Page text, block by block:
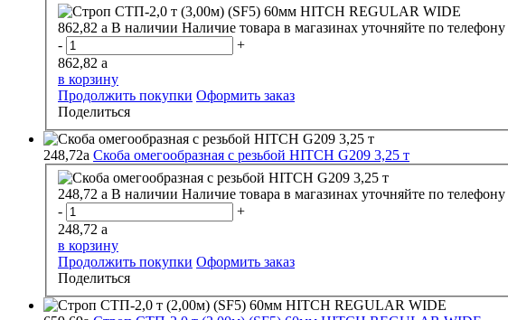
862,82 a В наличии Наличие товара в магазинах уточняйте по телефону
-
+
862,82 a
в корзину
Продолжить покупки Оформить заказ
Поделиться
248,72a Скоба омегообразная с резьбой HITCH G209 3,25 т
248,72 a В наличии Наличие товара в магазинах уточняйте по телефону
-
+
248,72 a
в корзину
Продолжить покупки Оформить заказ
Поделиться